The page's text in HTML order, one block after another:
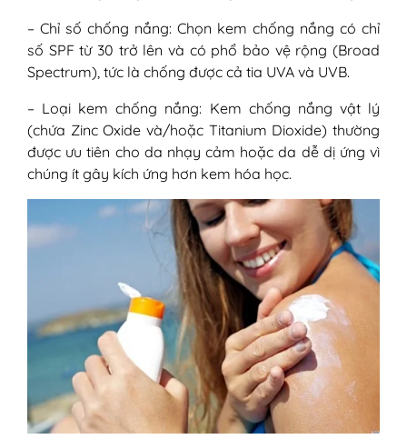
– Chỉ số chống nắng: Chọn kem chống nắng có chỉ
số SPF từ 30 trở lên và có phổ bảo vệ rộng (Broad
Spectrum), tức là chống được cả tia UVA và UVB.
– Loại kem chống nắng: Kem chống nắng vật lý
(chứa Zinc Oxide và/hoặc Titanium Dioxide) thường
được ưu tiên cho da nhạy cảm hoặc da dễ dị ứng vì
chúng ít gây kích ứng hơn kem hóa học.